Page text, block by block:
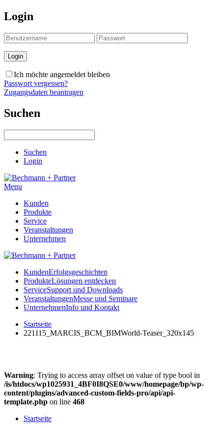
Login
Ich möchte angemeldet bleiben
Passwort vergessen?
Zugangsdaten beantragen
Suchen
Suchen
Login
Menu
Kunden
Produkte
Service
Veranstaltungen
Unternehmen
KundenErfolgsgeschichten
ProdukteLösungen entdecken
ServiceSupport und Downloads
VeranstaltungenMesse und Seminare
UnternehmenInfo und Kontakt
Startseite
221115_MARCIS_BCM_BIMWorld-Teaser_320x145
Warning: Trying to access array offset on value of type bool in
/is/htdocs/wp1025931_4BF0I8QSE0/www/homepage/bp/wp-
content/plugins/advanced-custom-fields-pro/api/api-
template.php on line 468
Startseite